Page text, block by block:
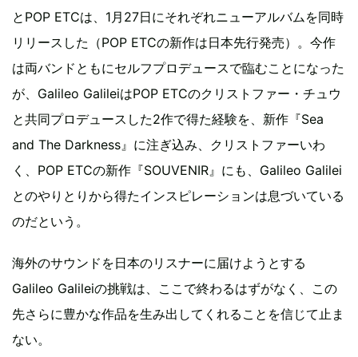
とPOP ETCは、1月27日にそれぞれニューアルバムを同時
リリースした（POP ETCの新作は日本先行発売）。今作
は両バンドともにセルフプロデュースで臨むことになった
が、Galileo GalileiはPOP ETCのクリストファー・チュウ
と共同プロデュースした2作で得た経験を、新作『Sea
and The Darkness』に注ぎ込み、クリストファーいわ
く、POP ETCの新作『SOUVENIR』にも、Galileo Galilei
とのやりとりから得たインスピレーションは息づいている
のだという。
海外のサウンドを日本のリスナーに届けようとする
Galileo Galileiの挑戦は、ここで終わるはずがなく、この
先さらに豊かな作品を生み出してくれることを信じて止ま
ない。